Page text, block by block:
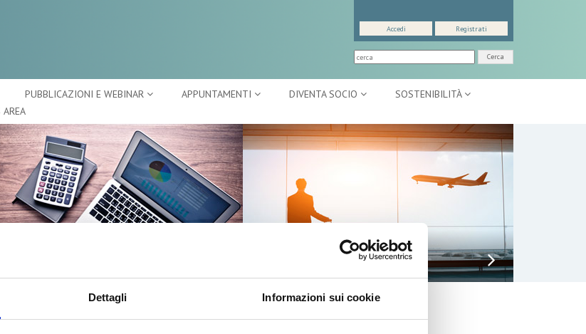
Dettagli Informazioni sui cookie
Cerca
Accedi Registrati
PUBBLICAZIONI E WEBINAR APPUNTAMENTI DIVENTA SOCIO
SOSTENIBILITÀ
AREA
ATTIVITÀ INTERNAZIONALI